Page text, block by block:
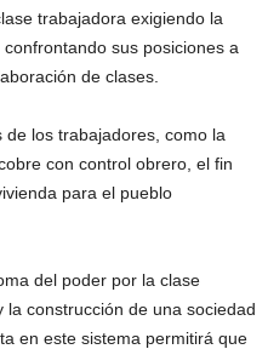
trabajadora exigiendo la
sus posiciones a
de clases.
los trabajadores, como la
con control obrero, el fin
para el pueblo
del poder por la clase
construcción de una sociedad
en este sistema permitirá que